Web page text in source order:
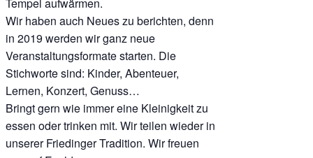
Tempel aufwärmen.
Wir haben auch Neues zu berichten, denn
in 2019 werden wir ganz neue
Veranstaltungsformate starten. Die
Stichworte sind: Kinder, Abenteuer,
Lernen, Konzert, Genuss…
Bringt gern wie immer eine Kleinigkeit zu
essen oder trinken mit. Wir teilen wieder in
unserer Friedinger Tradition. Wir freuen